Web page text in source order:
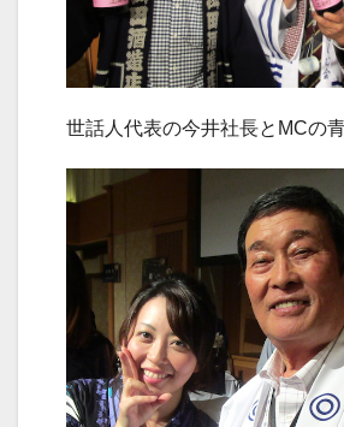
世話人代表の今井社長とMCの